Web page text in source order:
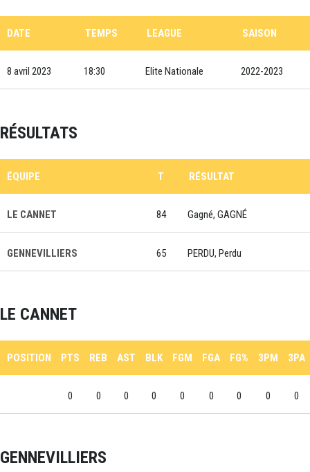
DATE TEMPS LEAGUE SAISON
8 avril 2023 18:30 Elite Nationale 2022-2023
RÉSULTATS
ÉQUIPE T RÉSULTAT
LE CANNET 84 Gagné, GAGNÉ
GENNEVILLIERS 65 PERDU, Perdu
LE CANNET
POSITION PTS REB AST BLK FGM FGA FG% 3PM 3PA
0 0 0 0 0 0 0 0 0
GENNEVILLIERS